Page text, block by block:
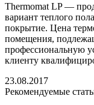
Thermomat LP —
вариант теплого
покрытие. Цена
помещения,
профессиональную
клиенту
23.08.2017
Рекомендуемые